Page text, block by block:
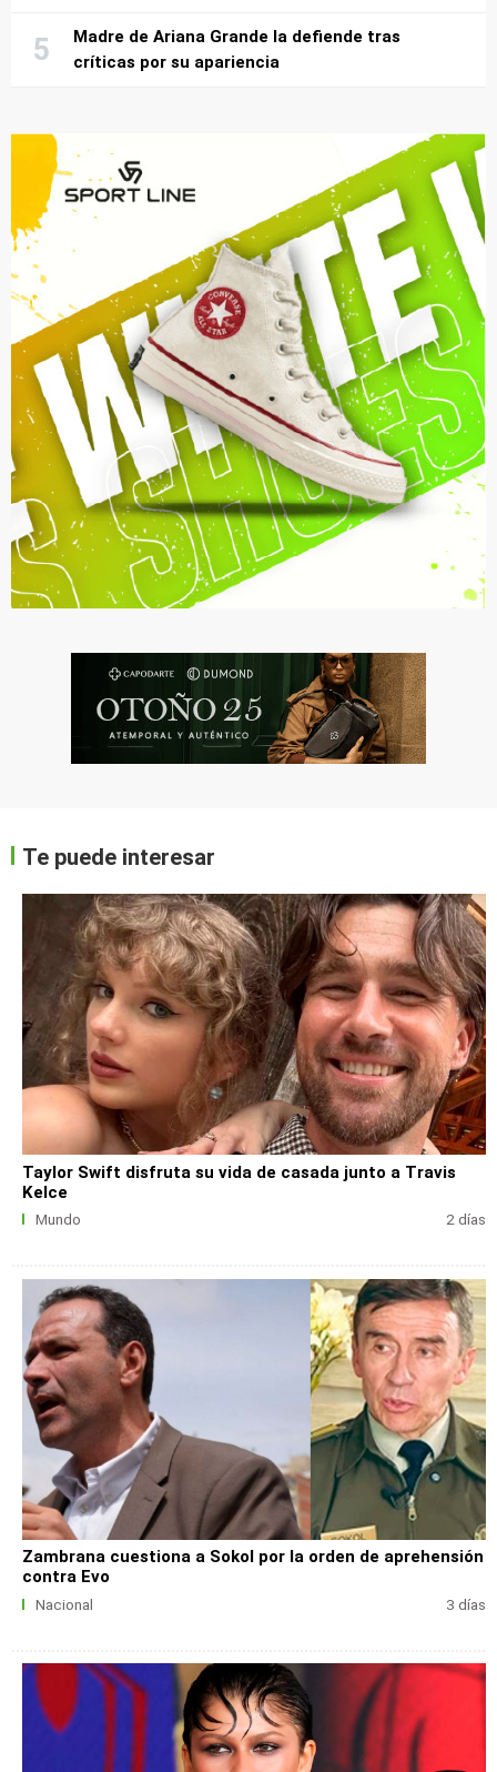
Madre de Ariana Grande la defiende tras
críticas por su apariencia
Te puede interesar
Taylor Swift disfruta su vida de casada junto a Travis
Kelce
Mundo 2 días
Zambrana cuestiona a Sokol por la orden de aprehensión
contra Evo
Nacional 3 días